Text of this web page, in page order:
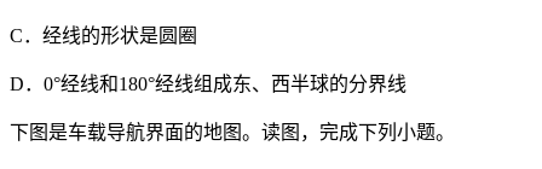
C．经线的形状是圆圈
D．0°经线和180°经线组成东、西半球的分界线
下图是车载导航界面的地图。读图，完成下列小题。